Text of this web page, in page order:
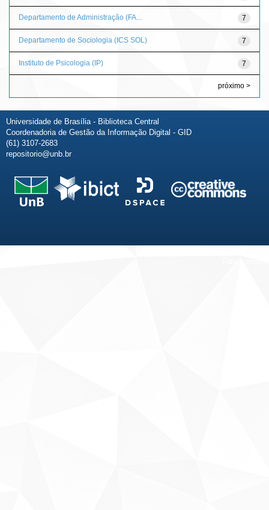
7
Departamento de Administração (FA...
7
Departamento de Sociologia (ICS SOL)
7
Instituto de Psicologia (IP)
próximo >
Universidade de Brasília - Biblioteca Central
Coordenadoria de Gestão da Informação Digital - GID
(61) 3107-2683
repositorio@unb.br